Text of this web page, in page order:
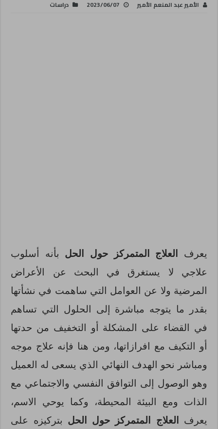
الأمير عبد المنعم الأمير 2023/06/07 دراسات
يعرف العلاج المتمركز حول الحل بأنه أسلوب
علاجي لا يستغرق في البحث عن الأعراض
المرضية ولا عن العوامل التي ساهمت في نشأتها
بقدر ما يتوجه مباشرة إلى الحلول التي تساهم
في القضاء على المشكلة أو التخفيف من حدتها
أو التكيف مع افرازاتها، ومن هنا فإنه علاج موجه
ومباشر نحو الهدف النهائي الذي يسعى له العميل
وهو الوصول إلى التوافق النفسي والاجتماعي مع
الذات ومع البيئة المحيطة، وكما يوحي الاسم،
يعرف
العلاج المتمركز حول الحل بتركيزه على